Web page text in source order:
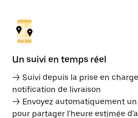
Un suivi en temps réel
→ Suivi depuis la prise en
notification de livraison
→ Envoyez automatiquement un
pour partager l'heure estimée